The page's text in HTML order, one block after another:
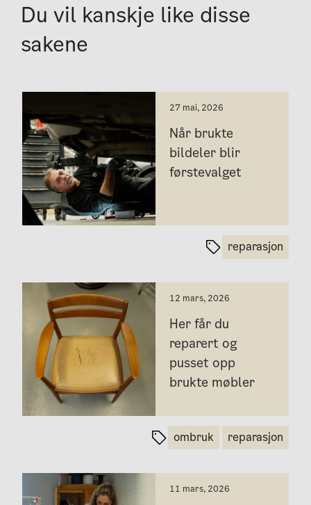
Du vil kanskje like disse
sakene
27 mai, 2026
Når brukte
bildeler blir
førstevalget
reparasjon
12 mars, 2026
Her får du
reparert og
pusset opp
brukte møbler
ombruk reparasjon
11 mars, 2026